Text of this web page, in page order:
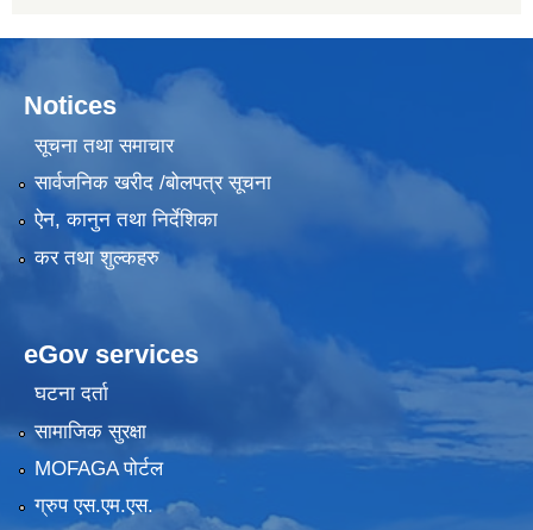
Notices
सूचना तथा समाचार
सार्वजनिक खरीद /बोलपत्र सूचना
ऐन, कानुन तथा निर्देशिका
कर तथा शुल्कहरु
eGov services
घटना दर्ता
सामाजिक सुरक्षा
MOFAGA पोर्टल
ग्रुप एस.एम.एस.